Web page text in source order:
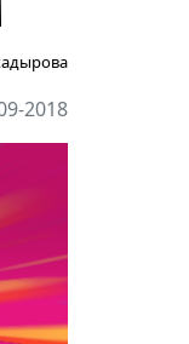
2018